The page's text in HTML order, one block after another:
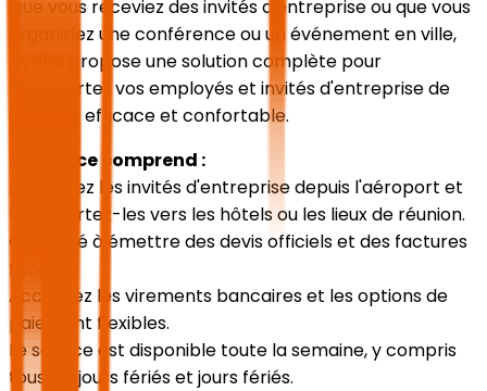
Que vous receviez des invités d'entreprise ou que vous
organisiez une conférence ou un événement en ville,
Siyaha propose une solution complète pour
transporter vos employés et invités d'entreprise de
manière efficace et confortable.
Le service comprend :
Accueillez les invités d'entreprise depuis l'aéroport et
transportez-les vers les hôtels ou les lieux de réunion.
Capacité à émettre des devis officiels et des factures
fiscales.
Acceptez les virements bancaires et les options de
paiement flexibles.
Le service est disponible toute la semaine, y compris
tous les jours fériés et jours fériés.